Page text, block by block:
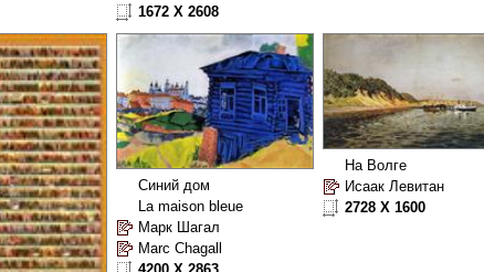
1672 X 2608
Синий дом
La maison bleue
Марк Шагал
Marc Chagall
На Волге
Исаак Левитан
2728 X 1600